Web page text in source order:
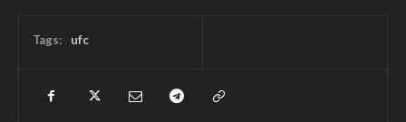
Tags: ufc